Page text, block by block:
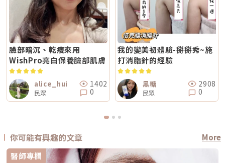
臉部暗沉、乾癢來用
WishPro亮白保養臉部肌膚
alice_hui
民眾
1402
0
我的變美初體驗-掰掰秀~施
打消脂針的經驗
黑糖
民眾
2908
0
你可能有興趣的文章
More
醫師專欄